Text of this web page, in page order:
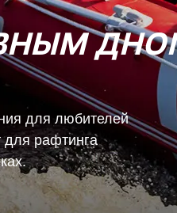
для любителей
для рафтинга